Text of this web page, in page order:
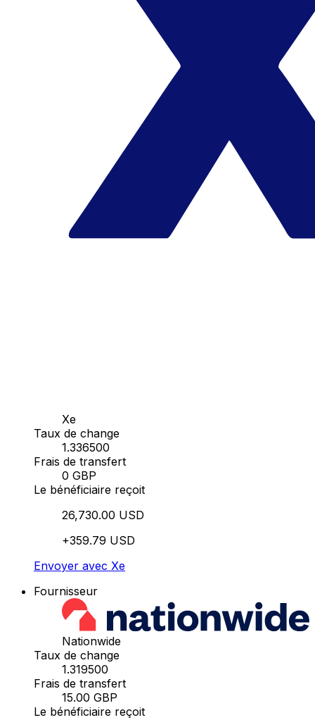
Xe
Taux de change
1.336500
Frais de transfert
0 GBP
Le bénéficiaire reçoit
26,730.00 USD
+359.79 USD
Envoyer avec Xe
Fournisseur
Nationwide
Taux de change
1.319500
Frais de transfert
15.00 GBP
Le bénéficiaire reçoit